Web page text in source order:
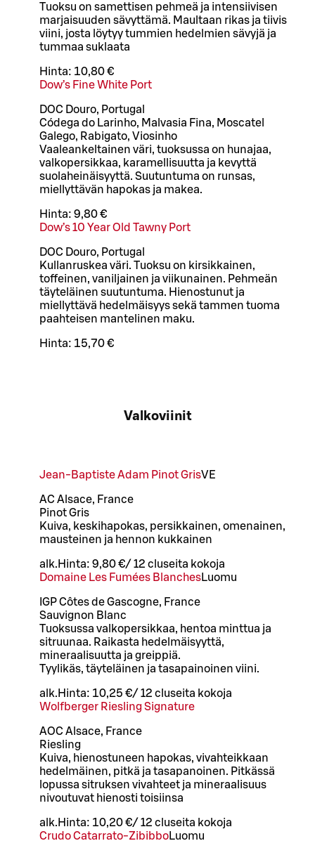
Tuoksu on samettisen pehmeä ja intensiivisen
marjaisuuden sävyttämä. Maultaan rikas ja tiivis
viini, josta löytyy tummien hedelmien sävyjä ja
tummaa suklaata
Hinta: 10,80 €
Dow’s Fine White Port
DOC Douro, Portugal
Códega do Larinho, Malvasia Fina, Moscatel
Galego, Rabigato, Viosinho
Vaaleankeltainen väri, tuoksussa on hunajaa,
valkopersikkaa, karamellisuutta ja kevyttä
suolaheinäisyyttä. Suutuntuma on runsas,
miellyttävän hapokas ja makea.
Hinta: 9,80 €
Dow’s 10 Year Old Tawny Port
DOC Douro, Portugal
Kullanruskea väri. Tuoksu on kirsikkainen,
toffeinen, vaniljainen ja viikunainen. Pehmeän
täyteläinen suutuntuma. Hienostunut ja
miellyttävä hedelmäisyys sekä tammen tuoma
paahteisen mantelinen maku.
Hinta: 15,70 €
Valkoviinit
Jean-Baptiste Adam Pinot GrisVE
AC Alsace, France
Pinot Gris
Kuiva, keskihapokas, persikkainen, omenainen,
mausteinen ja hennon kukkainen
alk. Hinta: 9,80 €/ 12 cl useita kokoja
Domaine Les Fumées BlanchesLuomu
IGP Côtes de Gascogne, France
Sauvignon Blanc
Tuoksussa valkopersikkaa, hentoa minttua ja
sitruunaa. Raikasta hedelmäisyyttä,
mineraalisuutta ja greippiä.
Tyylikäs, täyteläinen ja tasapainoinen viini.
alk. Hinta: 10,25 €/ 12 cl useita kokoja
Wolfberger Riesling Signature
AOC Alsace, France
Riesling
Kuiva, hienostuneen hapokas, vivahteikkaan
hedelmäinen, pitkä ja tasapanoinen. Pitkässä
lopussa sitruksen vivahteet ja mineraalisuus
nivoutuvat hienosti toisiinsa
alk. Hinta: 10,20 €/ 12 cl useita kokoja
Crudo Catarrato-ZibibboLuomu